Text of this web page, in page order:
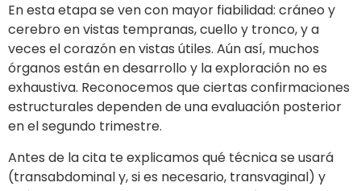
En esta etapa se ven con mayor fiabilidad: cráneo y
cerebro en vistas tempranas, cuello y tronco, y a
veces el corazón en vistas útiles. Aún así, muchos
órganos están en desarrollo y la exploración no es
exhaustiva. Reconocemos que ciertas confirmaciones
estructurales dependen de una evaluación posterior
en el segundo trimestre.
Antes de la cita te explicamos qué técnica se usará
(transabdominal y, si es necesario, transvaginal) y